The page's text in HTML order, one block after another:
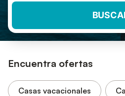
Encuentra ofertas
Casas vacacionales